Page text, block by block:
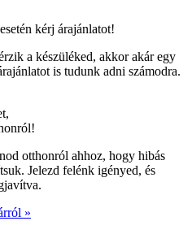
kérj árajánlatot!
a készüléked, akkor akár egy
is tudunk adni számodra.
otthonról ahhoz, hogy hibás
Jelezd felénk igényed, és
»